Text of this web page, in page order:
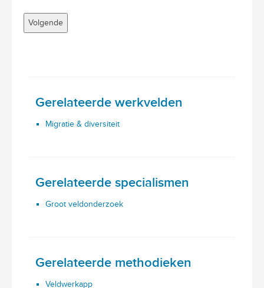
Gerelateerde werkvelden
Migratie & diversiteit
Gerelateerde specialismen
Groot veldonderzoek
Gerelateerde methodieken
Veldwerkapp